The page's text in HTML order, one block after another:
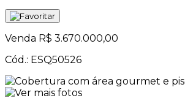
Venda R$ 3.670.000,00
Cód.: ESQ50526